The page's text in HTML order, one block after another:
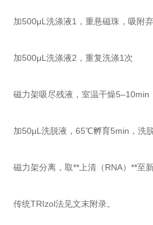
加500μL洗涤液1，重悬磁珠，吸附
加500μL洗涤液2，重复洗涤1次
磁力架吸尽残液，室温干燥5–10min
加50μL洗脱液，65℃孵育5min，洗
磁力架分离，取**上清（RNA）**至
传统TRIzol法见文末附录。